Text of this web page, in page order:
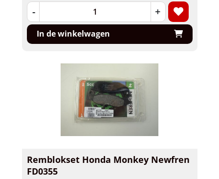
- +
In de winkelwagen
Remblokset Honda Monkey Newfren
FD0355